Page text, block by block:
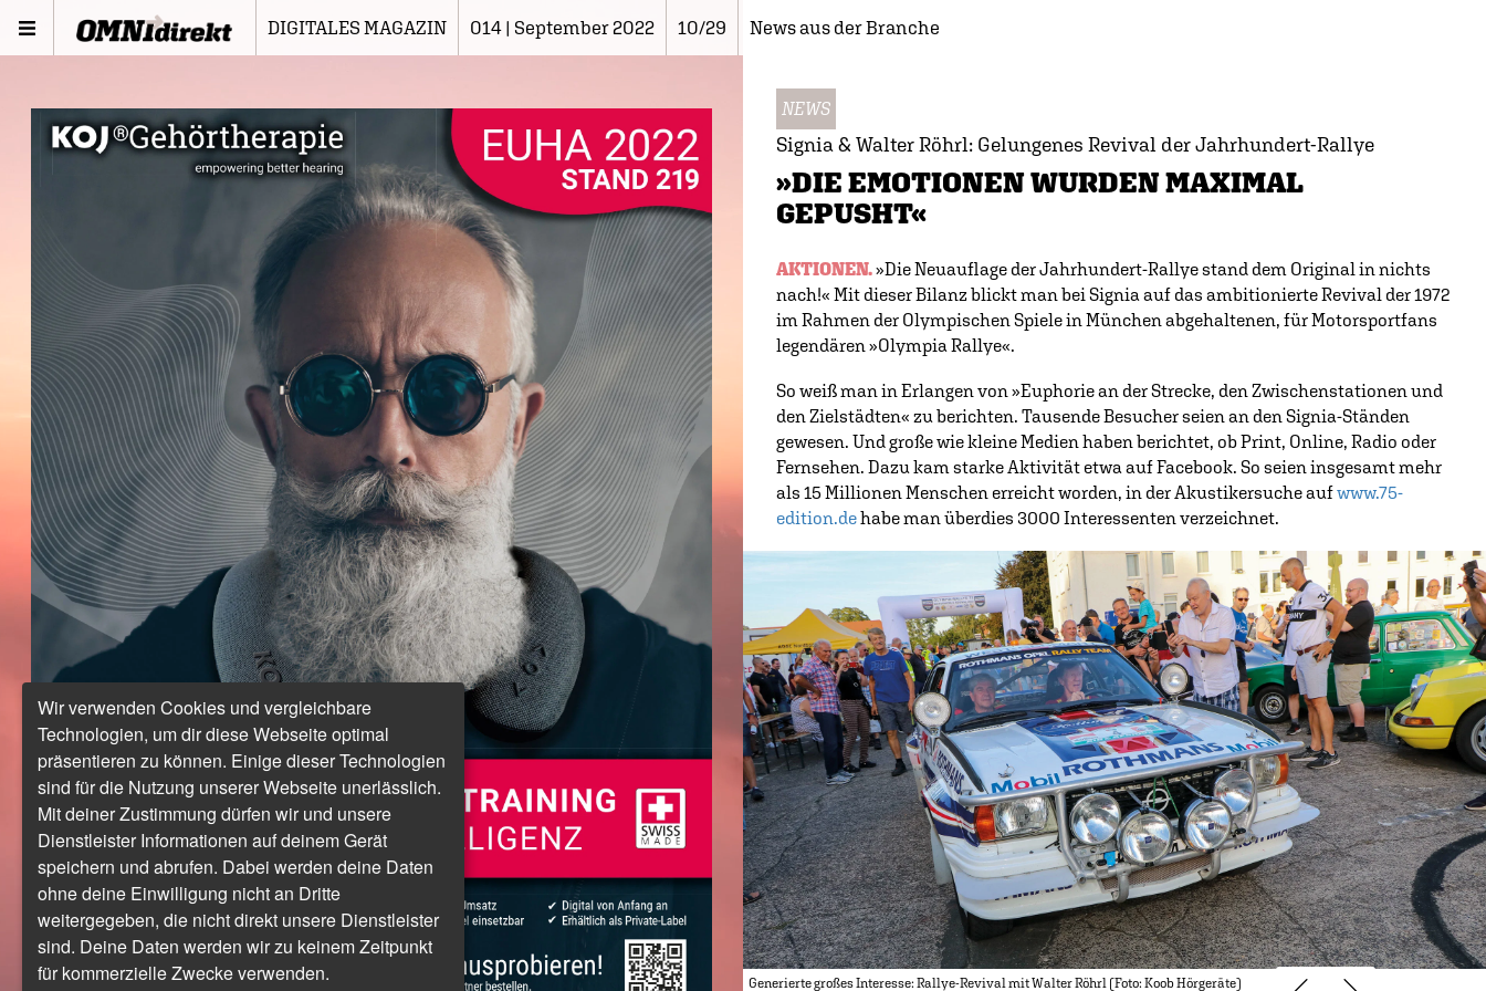
DIGITALES MAGAZIN 014 | September 2022 10/29 News aus der Branche
NEWS
Signia & Walter Röhrl: Gelungenes Revival der Jahrhundert-Rallye
»DIE EMOTIONEN WURDEN MAXIMAL
GEPUSHT«
AKTIONEN.»Die Neuauflage der Jahrhundert-Rallye stand dem Original in nichts
nach!« Mit dieser Bilanz blickt man bei Signia auf das ambitionierte Revival der 1972
im Rahmen der Olympischen Spiele in München abgehaltenen, für Motorsportfans
legendären »Olympia Rallye«.
So weiß man in Erlangen von »Euphorie an der Strecke, den Zwischenstationen und
den Zielstädten« zu berichten. Tausende Besucher seien an den Signia-Ständen
gewesen. Und große wie kleine Medien haben berichtet, ob Print, Online, Radio oder
Fernsehen. Dazu kam starke Aktivität etwa auf Facebook. So seien insgesamt mehr
als 15 Millionen Menschen erreicht worden, in der Akustikersuche aufwww.75-
edition.dehabe man überdies 3000 Interessenten verzeichnet.
Generierte großes Interesse: Rallye-Revival mit Walter Röhrl (Foto: Koob Hörgeräte)
Wir verwenden Cookies und vergleichbare
Technologien, um dir diese Webseite optimal
präsentieren zu können. Einige dieser Technologien
sind für die Nutzung unserer Webseite unerlässlich.
Mit deiner Zustimmung dürfen wir und unsere
Dienstleister Informationen auf deinem Gerät
speichern und abrufen. Dabei werden deine Daten
ohne deine Einwilligung nicht an Dritte
weitergegeben, die nicht direkt unsere Dienstleister
sind. Deine Daten werden wir zu keinem Zeitpunkt
für kommerzielle Zwecke verwenden.